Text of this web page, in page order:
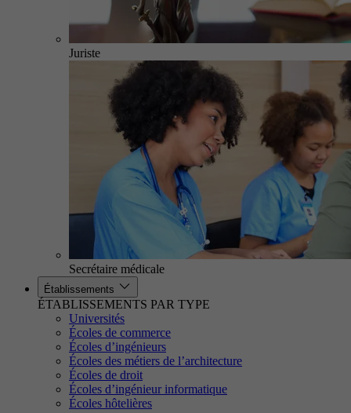
Juriste
Secrétaire médicale
Établissements
ÉTABLISSEMENTS PAR TYPE
Universités
Écoles de commerce
Écoles d’ingénieurs
Écoles des métiers de l’architecture
Écoles de droit
Écoles d’ingénieur informatique
Écoles hôtelières